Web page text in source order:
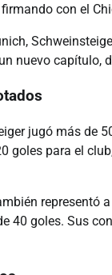
con el
nuevo capítulo,
jugó más de
goles para el
representó
40 goles. Sus